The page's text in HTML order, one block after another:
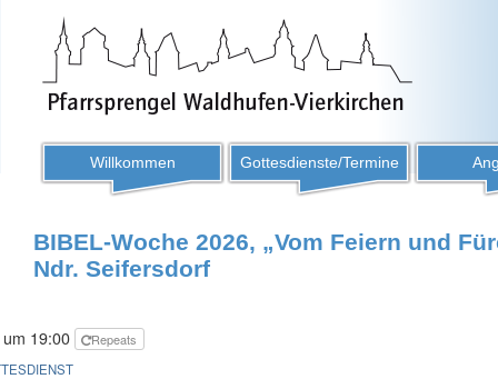
Willkommen Gottesdienste/Termine
BIBEL-Woche 2026, „Vom Feiern und
Ndr. Seifersdorf
19:00
Repeats